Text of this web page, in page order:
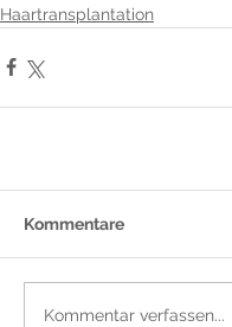
Haartransplantation
Kommentare
Kommentar verfassen...